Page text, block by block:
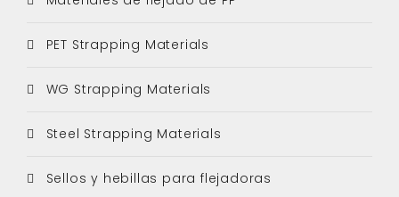
PET Strapping Materials
WG Strapping Materials
Steel Strapping Materials
Sellos y hebillas para flejadoras